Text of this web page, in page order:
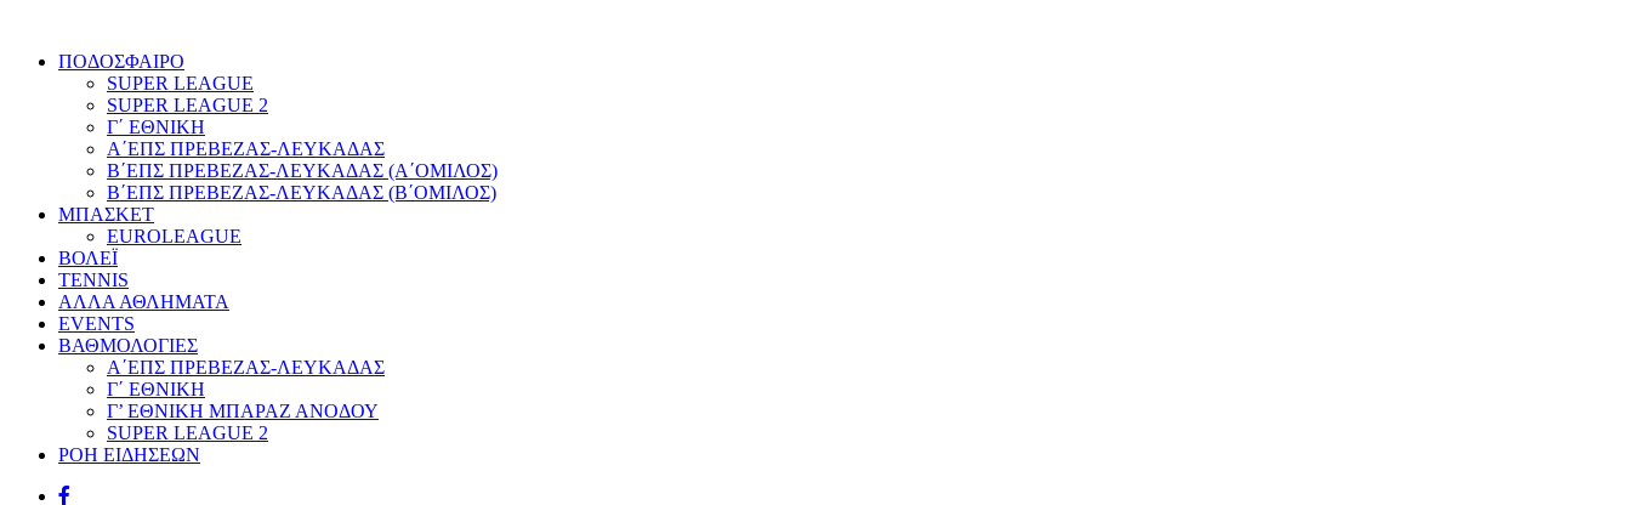
ΠΟΔΟΣΦΑΙΡΟ
SUPER LEAGUE
SUPER LEAGUE 2
Γ΄ ΕΘΝΙΚΗ
Α΄ΕΠΣ ΠΡΕΒΕΖΑΣ-ΛΕΥΚΑΔΑΣ
Β΄ΕΠΣ ΠΡΕΒΕΖΑΣ-ΛΕΥΚΑΔΑΣ (Α΄ΟΜΙΛΟΣ)
Β΄ΕΠΣ ΠΡΕΒΕΖΑΣ-ΛΕΥΚΑΔΑΣ (Β΄ΟΜΙΛΟΣ)
ΜΠΑΣΚΕΤ
EUROLEAGUE
ΒΟΛΕΪ
TENNIS
ΑΛΛΑ ΑΘΛΗΜΑΤΑ
EVENTS
ΒΑΘΜΟΛΟΓΙΕΣ
Α΄ΕΠΣ ΠΡΕΒΕΖΑΣ-ΛΕΥΚΑΔΑΣ
Γ΄ ΕΘΝΙΚΗ
Γ’ ΕΘΝΙΚΗ ΜΠΑΡΑΖ ΑΝΟΔΟΥ
SUPER LEAGUE 2
ΡΟΗ ΕΙΔΗΣΕΩΝ